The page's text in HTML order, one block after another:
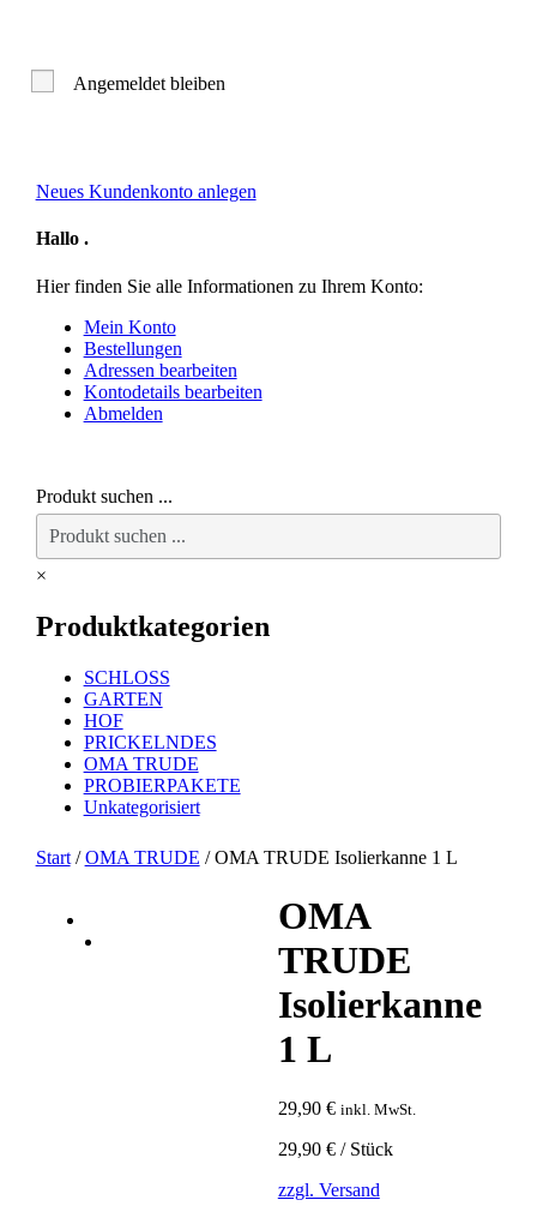
Angemeldet bleiben
Neues Kundenkonto anlegen
Hallo .
Hier finden Sie alle Informationen zu Ihrem Konto:
Mein Konto
Bestellungen
Adressen bearbeiten
Kontodetails bearbeiten
Abmelden
Produkt suchen ...
×
Produktkategorien
SCHLOSS
GARTEN
HOF
PRICKELNDES
OMA TRUDE
PROBIERPAKETE
Unkategorisiert
Start/OMA TRUDE / OMA TRUDE Isolierkanne 1 L
OMA
TRUDE
Isolierkanne
1 L
29,90 € inkl. MwSt.
29,90 € / Stück
zzgl. Versand